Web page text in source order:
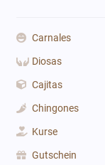
Carnales
Diosas
Cajitas
Chingones
Kurse
Gutschein